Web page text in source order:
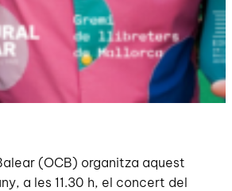
(OCB) organitza aquest
a les 11.30 h, el concert del